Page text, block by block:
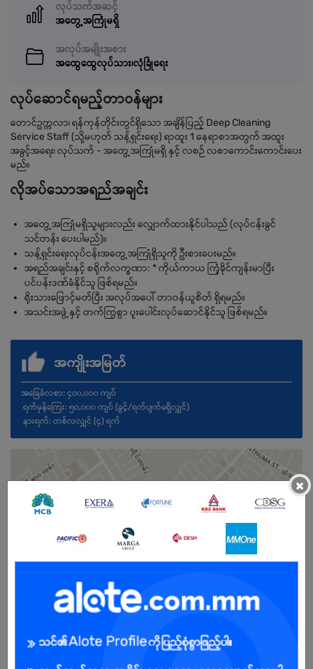
လုပ်သက်အဆင့်
အတွေ့အကြုံမရှိ
အလုပ်အမျိုးအစား
အထွေထွေလုပ်သား၊လုံခြုံရေး
လုပ်ဆောင်ရမည့်တာဝန်များ
တောင်ဥက္ကလာ၊ ရန်ကုန်တိုင်းတွင်ရှိသော အချိန်ပြည့် Deep Cleaning
Service Staff (သို့မဟုတ် သန့်ရှင်းရေး) ရာထူး 1 နေရာစာအတွက် အထူး
အခွင့်အရေး၊ လုပ်သက် - အတွေ့အကြုံမရှိ နှင့် လစဉ် လစာကောင်းကောင်းပေး
မည်။
လိုအပ်သောအရည်အချင်း
အတွေ့အကြုံမရှိသူများလည်း လျှောက်ထားနိုင်ပါသည် (လုပ်ငန်းခွင်
သင်တန်း ပေးပါမည်)။
သန့်ရှင်းရေးလုပ်ငန်းအတွေ့အကြုံရှိသူကို ဦးစားပေးမည်။
အရည်အချင်းနှင့် စရိုက်လက္ခဏာ: * ကိုယ်ကာယ ကြံ့ခိုင်ကျန်းမာပြီး
ပင်ပန်းဒဏ်ခံနိုင်သူ ဖြစ်ရမည်။
ရိုးသားဖြောင့်မတ်ပြီး အလုပ်အပေါ် တာဝန်ယူစိတ် ရှိရမည်။
အသင်းအဖွဲ့နှင့် တက်ကြွစွာ ပူးပေါင်းလုပ်ဆောင်နိုင်သူ ဖြစ်ရမည်။
အကျိုးအမြတ်
အခြေခံလစာ: ၄၀၀,၀၀၀ ကျပ်
ရက်မှန်ကြေး: ၅၀,၀၀၀ ကျပ် (ခွင့်/ရက်ပျက်မရှိလျှင်)
နားရက်: တစ်လလျှင် (၄) ရက်
အခွင့်အရေးရှိသူ : ကျား/မ
×